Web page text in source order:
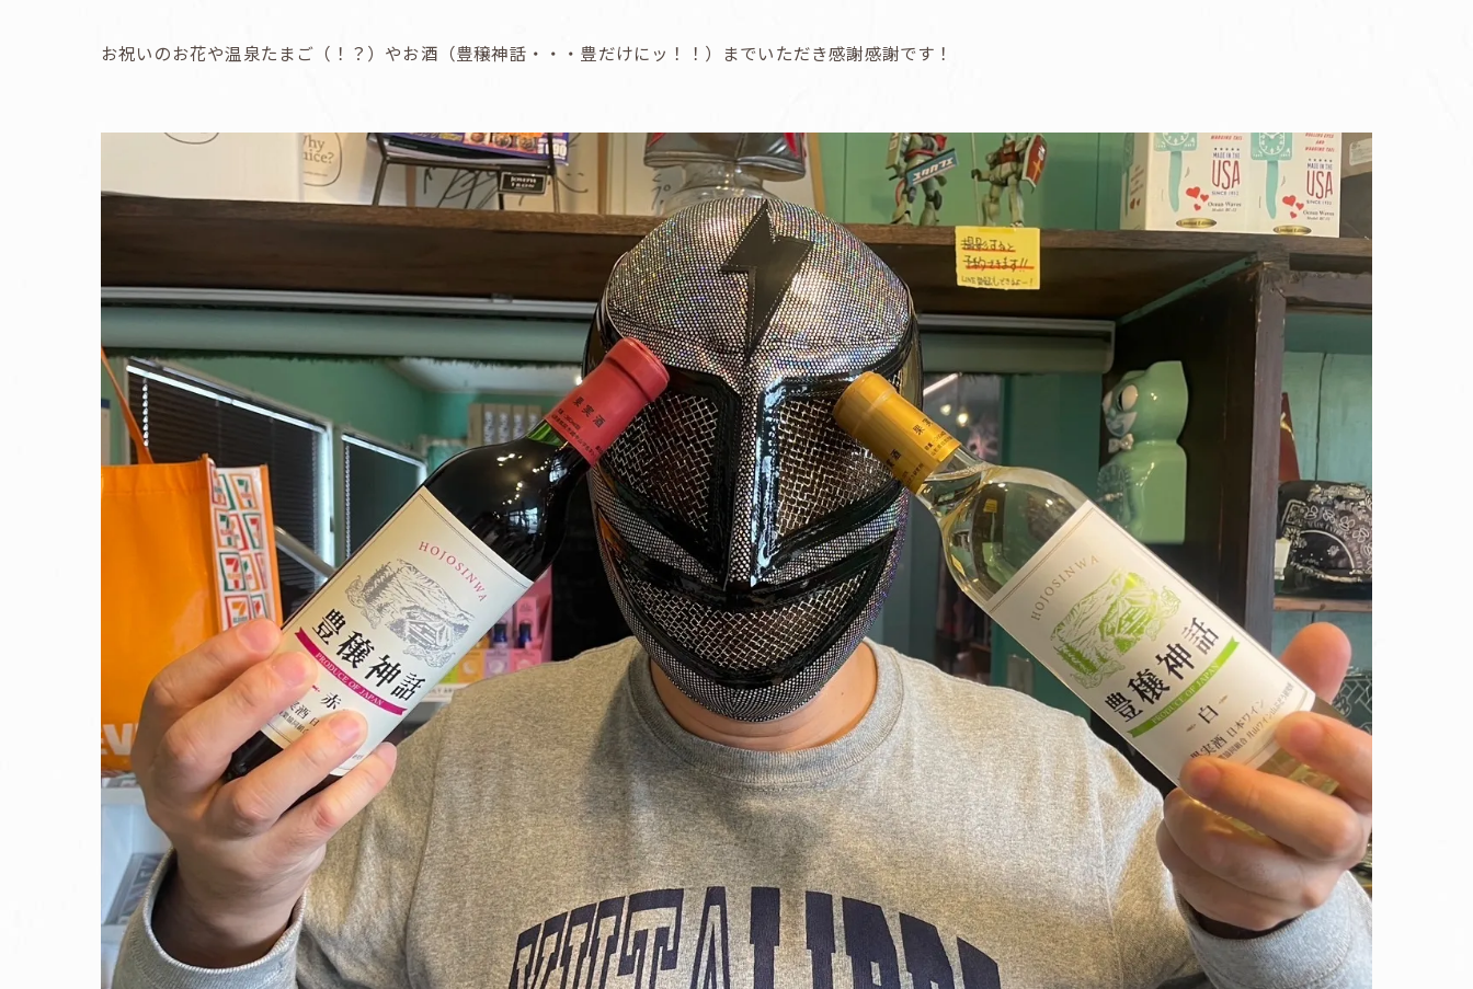
お祝いのお花や温泉たまご（！？）やお酒（豊穣神話・・・豊だけにッ！！）までいただき感謝感謝です！